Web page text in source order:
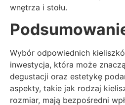
wnętrza i stołu.
Wybór odpowiednich
inwestycja, która może
degustacji oraz estetykę
aspekty, takie jak rodzaj
rozmiar, mają bezpośredni